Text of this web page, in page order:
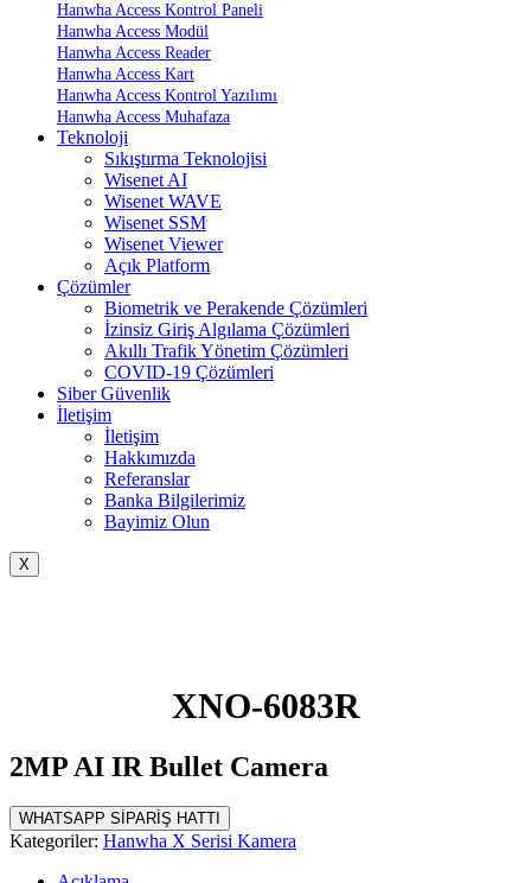
Hanwha Access Kontrol Paneli
Hanwha Access Modül
Hanwha Access Reader
Hanwha Access Kart
Hanwha Access Kontrol Yazılımı
Hanwha Access Muhafaza
Teknoloji
Sıkıştırma Teknolojisi
Wisenet AI
Wisenet WAVE
Wisenet SSM
Wisenet Viewer
Açık Platform
Çözümler
Biometrik ve Perakende Çözümleri
İzinsiz Giriş Algılama Çözümleri
Akıllı Trafik Yönetim Çözümleri
COVID-19 Çözümleri
Siber Güvenlik
İletişim
İletişim
Hakkımızda
Referanslar
Banka Bilgilerimiz
Bayimiz Olun
X
XNO-6083R
2MP AI IR Bullet Camera
WHATSAPP SİPARİŞ HATTI
Kategoriler: Hanwha X Serisi Kamera